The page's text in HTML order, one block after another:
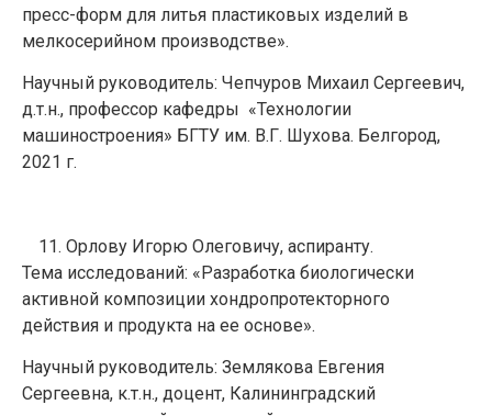
пресс-форм для литья пластиковых изделий в
мелкосерийном производстве».
Научный руководитель: Чепчуров Михаил Сергеевич,
д.т.н., профессор кафедры «Технологии
машиностроения» БГТУ им. В.Г. Шухова. Белгород,
2021 г.
Орлову Игорю Олеговичу, аспиранту.
Тема исследований: «Разработка биологически
активной композиции хондропротекторного
действия и продукта на ее основе».
Научный руководитель: Землякова Евгения
Сергеевна, к.т.н., доцент, Калининградский